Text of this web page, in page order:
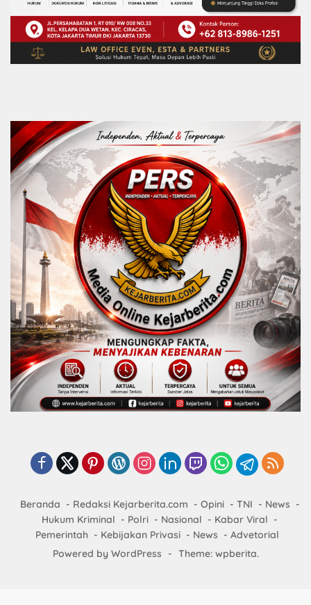
Beranda Redaksi Kejarberita.com Opini TNI
News
Hukum Kriminal
Polri Nasional
Kabar Viral
Pemerintah
Kebijakan Privasi News
Advetorial
Powered by WordPress
- Theme: wpberita.